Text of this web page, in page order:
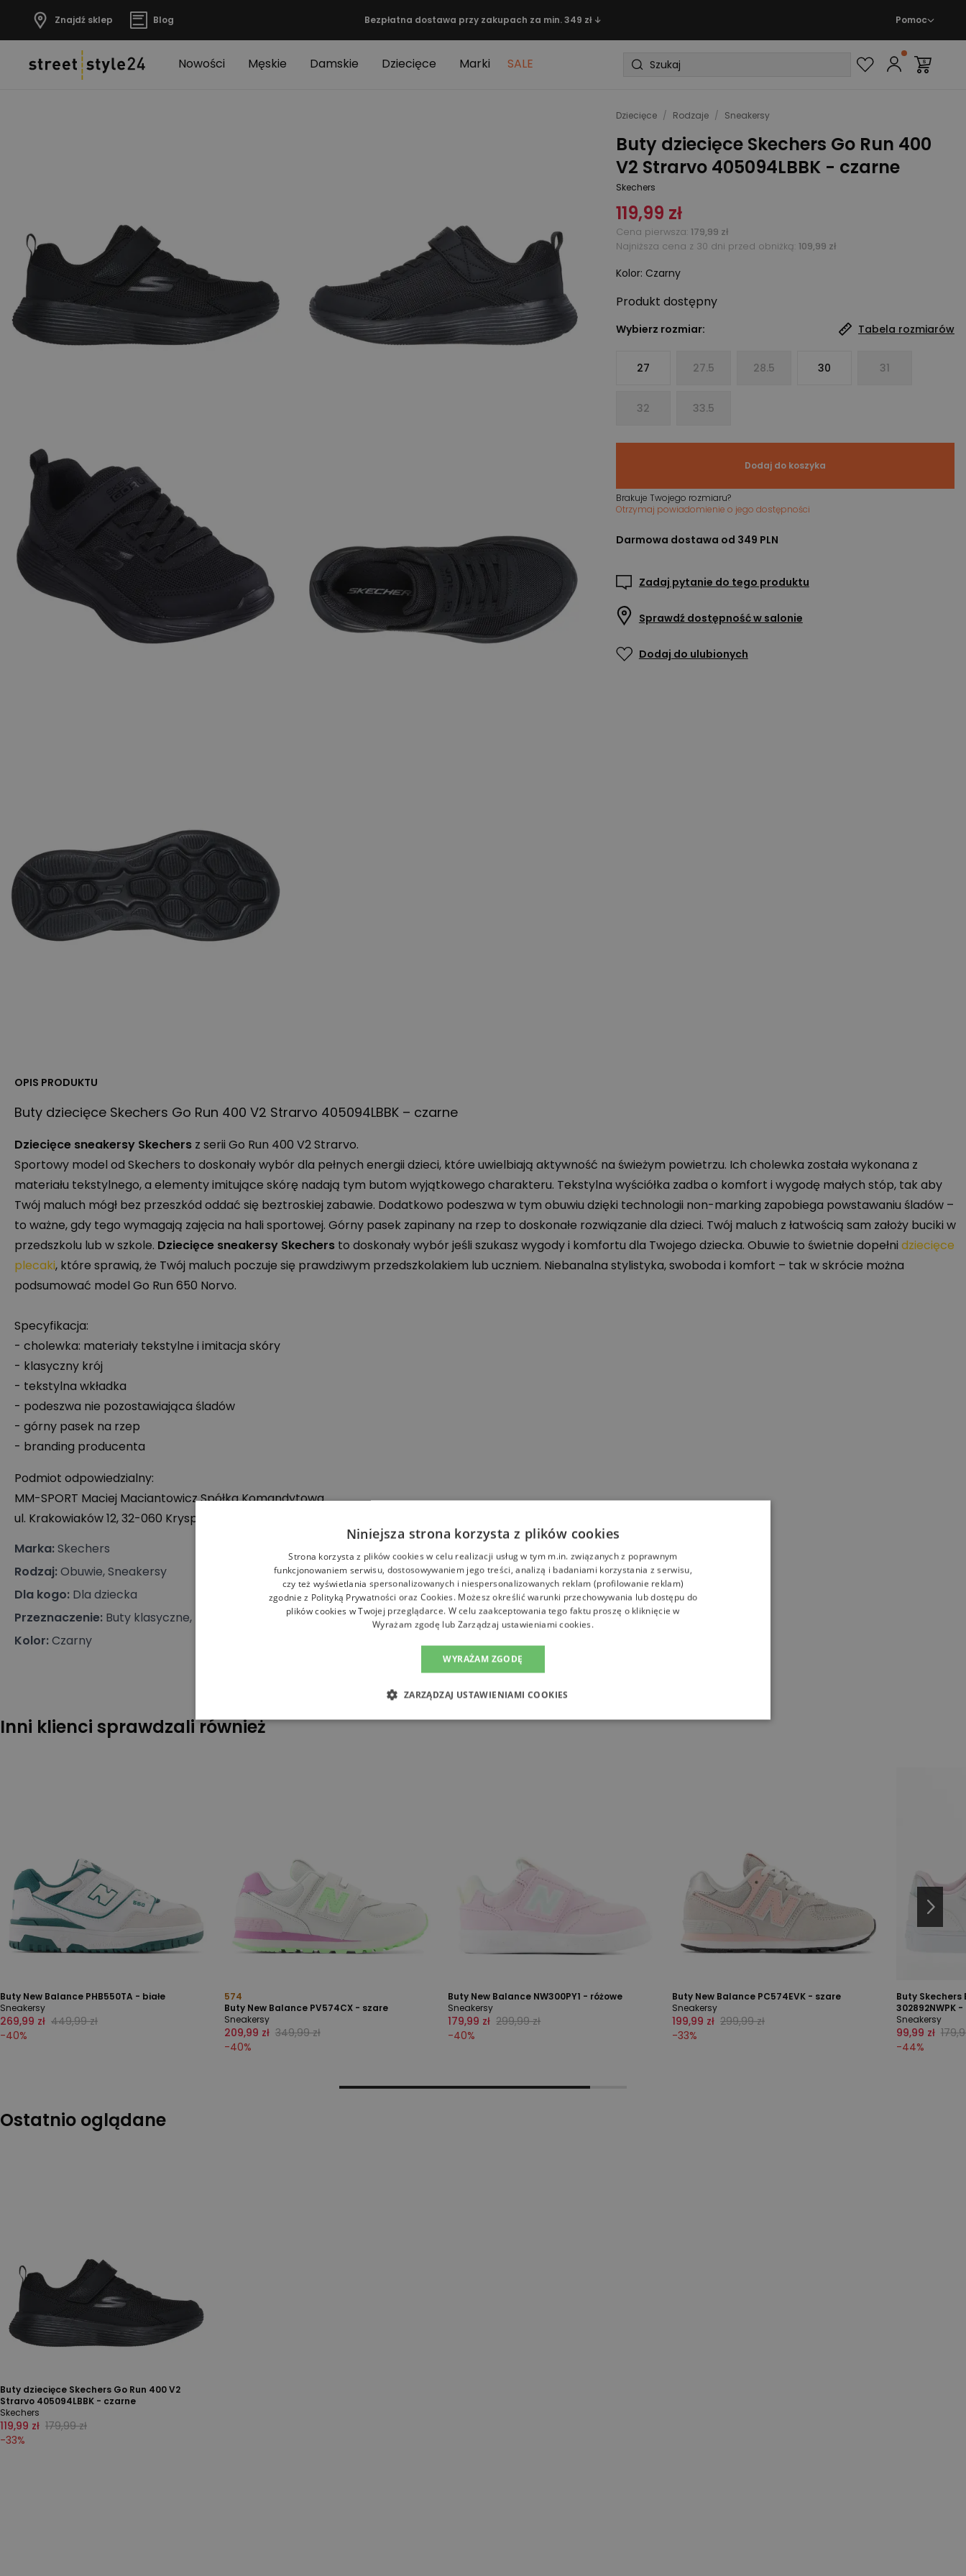
Znajdź sklep Blog Bezpłatna dostawa przy zakupach za min. 349 zł ↓ Pomoc
Nowości Męskie Damskie Dziecięce Marki SALE
Dziecięce / Rodzaje / Sneakersy
Buty dziecięce Skechers Go Run 400
V2 Strarvo 405094LBBK - czarne
Skechers
119,99 zł
Cena pierwsza 179,99 zł
Najniższa cena z 30 dni przed obniżką: 109,99 zł
Kolor: Czarny
Produkt dostępny
Wybierz rozmiar: Tabela rozmiarów
27 27.5 28.5 30 31
32 33.5
Dodaj do koszyka
Brakuje Twojego rozmiaru?
Otrzymaj powiadomienie o jego dostępności
Darmowa dostawa od 349 PLN
Zadaj pytanie do tego produktu
Sprawdź dostępność w salonie
Dodaj do ulubionych
OPIS PRODUKTU
Buty dziecięce Skechers Go Run 400 V2 Strarvo 405094LBBK – czarne
Dziecięce sneakersy Skechers z serii Go Run 400 V2 Strarvo.
Sportowy model od Skechers to doskonały wybór dla pełnych energii dzieci, które uwielbiają aktywność na świeżym powietrzu. Ich cholewka została wykonana z
materiału tekstylnego, a elementy imitujące skórę nadają tym butom wyjątkowego charakteru. Tekstylna wyściółka zadba o komfort i wygodę małych stóp, tak aby
Twój maluch mógł bez przeszkód oddać się beztroskiej zabawie. Dodatkowo podeszwa w tym obuwiu dzięki technologii non-marking zapobiega powstawaniu śladów –
to ważne, gdy tego wymagają zajęcia na hali sportowej. Górny pasek zapinany na rzep to doskonałe rozwiązanie dla dzieci. Twój maluch z łatwością sam założy buciki w
przedszkolu lub w szkole. Dziecięce sneakersy Skechers to doskonały wybór jeśli szukasz wygody i komfortu dla Twojego dziecka. Obuwie to świetnie dopełni dziecięce
plecaki, które sprawią, że Twój maluch poczuje się prawdziwym przedszkolakiem lub uczniem. Niebanalna stylistyka, swoboda i komfort – tak w skrócie można
podsumować model Go Run 650 Norvo.
Specyfikacja:
- cholewka: materiały tekstylne i imitacja skóry
- klasyczny krój
- tekstylna wkładka
- podeszwa nie pozostawiająca śladów
- górny pasek na rzep
- branding producenta
Podmiot odpowiedzialny:
MM-SPORT Maciej Maciantowicz Spółka Komandytowa
ul. Krakowiaków 12, 32-060 Kryspinów, Polska
Marka:Skechers
Rodzaj:Obuwie, Sneakersy
Dla kogo: Dla dziecka
Przeznaczenie: Buty klasyczne, Buty dziecięce
Kolor:Czarny
Inni klienci sprawdzali również
Buty New Balance PHB550TA - białe
Sneakersy
269,99 zł 449,99 zł
-40%
574
Buty New Balance PV574CX - szare
Sneakersy
209,99 zł 349,99 zł
-40%
Buty New Balance NW300PY1 - różowe
Sneakersy
179,99 zł 299,99 zł
-40%
Buty New Balance PC574EVK - szare
Sneakersy
199,99 zł 299,99 zł
-33%
Buty Skechers
302892NWPK -
Sneakersy
99,99 zł
-44%
Ostatnio oglądane
Buty dziecięce Skechers Go Run 400 V2
Strarvo 405094LBBK - czarne
Skechers
119,99 zł 179,99 zł
-33%
Niniejsza strona korzysta z plików cookies
Strona korzysta z plików cookies w celu realizacji usług w tym m.in. związanych z poprawnym
funkcjonowaniem serwisu, dostosowywaniem jego treści, analizą i badaniami korzystania z serwisu,
czy też wyświetlania spersonalizowanych i niespersonalizowanych reklam (profilowanie reklam)
zgodnie z Polityką Prywatności oraz Cookies. Możesz określić warunki przechowywania lub dostępu do
plików cookies w Twojej przeglądarce. W celu zaakceptowania tego faktu proszę o kliknięcie w
Wyrażam zgodę lub Zarządzaj ustawieniami cookies.
WYRAŻAM ZGODĘ
ZARZĄDZAJ USTAWIENIAMI COOKIES